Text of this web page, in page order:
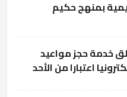
بمنهج حكيم
خدمة حجز مواعيد
اعتبارا من الأحد